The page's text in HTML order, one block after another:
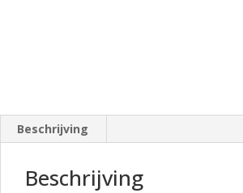
Beschrijving
Beschrijving